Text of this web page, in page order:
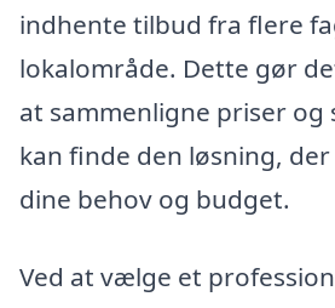
indhente tilbud fra flere
lokalområde. Dette gør
at sammenligne priser og
kan finde den løsning,
dine behov og budget.
Ved at vælge et